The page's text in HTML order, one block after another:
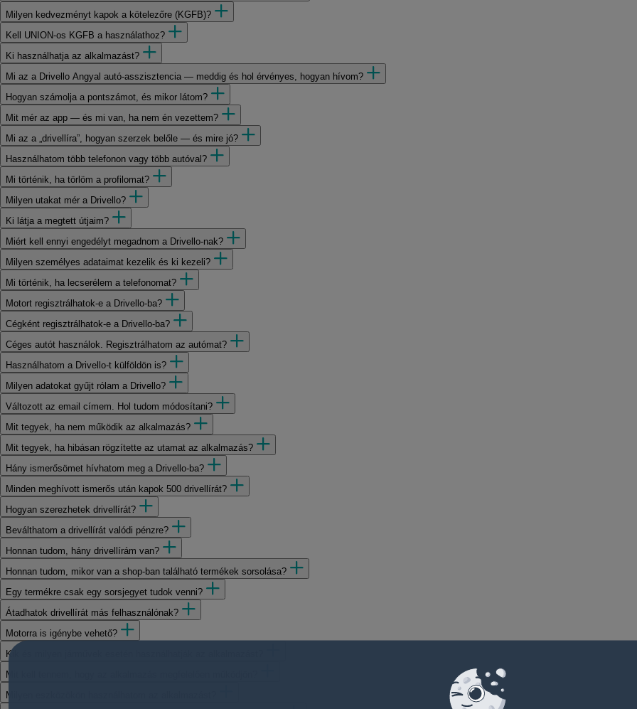
Milyen kedvezményt kapok a kötelezőre (KGFB)?
Kell UNION-os KGFB a használathoz?
Ki használhatja az alkalmazást?
Mi az a Drivello Angyal autó-asszisztencia — meddig és hol érvényes, hogyan hívom?
Hogyan számolja a pontszámot, és mikor látom?
Mit mér az app — és mi van, ha nem én vezettem?
Mi az a „drivellíra”, hogyan szerzek belőle — és mire jó?
Használhatom több telefonon vagy több autóval?
Mi történik, ha törlöm a profilomat?
Milyen utakat mér a Drivello?
Ki látja a megtett útjaim?
Miért kell ennyi engedélyt megadnom a Drivello-nak?
Milyen személyes adataimat kezelik és ki kezeli?
Mi történik, ha lecserélem a telefonomat?
Motort regisztrálhatok-e a Drivello-ba?
Cégként regisztrálhatok-e a Drivello-ba?
Céges autót használok. Regisztrálhatom az autómat?
Használhatom a Drivello-t külföldön is?
Milyen adatokat gyűjt rólam a Drivello?
Változott az email címem. Hol tudom módosítani?
Mit tegyek, ha nem működik az alkalmazás?
Mit tegyek, ha hibásan rögzítette az utamat az alkalmazás?
Hány ismerősömet hívhatom meg a Drivello-ba?
Minden meghívott ismerős után kapok 500 drivellírát?
Hogyan szerezhetek drivellírát?
Beválthatom a drivellírát valódi pénzre?
Honnan tudom, hány drivellírám van?
Honnan tudom, mikor van a shop-ban található termékek sorsolása?
Egy termékre csak egy sorsjegyet tudok venni?
Átadhatok drivellírát más felhasználónak?
Motorra is igénybe vehető?
Kik és milyen járművek esetén használhatják az alkalmazást?
Mit kell tennem, hogy az alkalmazás megfelelően működjön?
Milyen eszközökön használhatom az alkalmazást?